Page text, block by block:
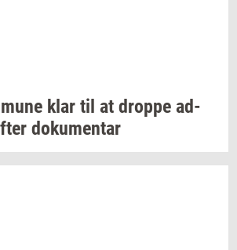
klar til at drop­pe ad­
do­ku­men­tar